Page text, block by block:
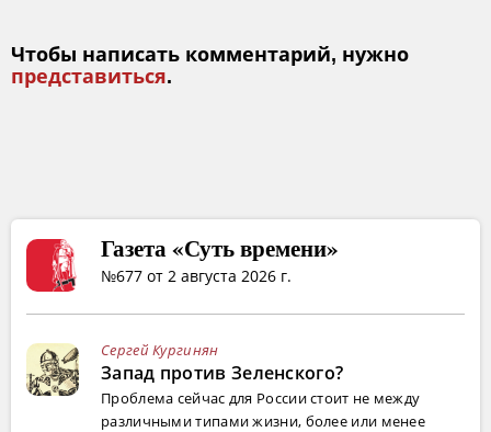
Чтобы написать комментарий, нужно
представиться.
Газета «Суть времени»
№677 от 2 августа 2026 г.
Сергей Кургинян
Запад против Зеленского?
Проблема сейчас для России стоит не между
различными типами жизни, более или менее